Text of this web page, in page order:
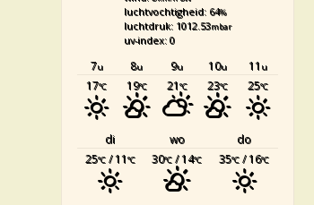
luchtvochtigheid: 64%
luchtdruk: 1012.53mbar
uv-index: 0
7u 8u 9u 10u 11 u
17°C 19°C 21°C 23°C 25°C
di wo
do
25°C/ 11°C 30°C / 14°C 35°C / 16°C